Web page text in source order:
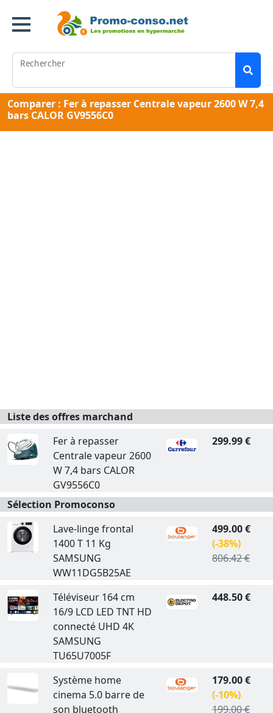
Rechercher
Comparer : Fer à repasser Centrale vapeur 2600 W 7,4
bars CALOR GV9556C0
Liste des offres marchand
Fer à repasser
Centrale vapeur 2600
W 7,4 bars CALOR
GV9556C0
299.99 €
Sélection Promoconso
Lave-linge frontal
1400 T 11 Kg
SAMSUNG
WW11DG5B25AE
499.00 €
(-38%)
806.42 €
Téléviseur 164 cm
16/9 LCD LED TNT HD
connecté UHD 4K
SAMSUNG
TU65U7005F
448.50 €
Système home
cinema 5.0 barre de
son bluetooth
179.00 €
(-10%)
199.00 €